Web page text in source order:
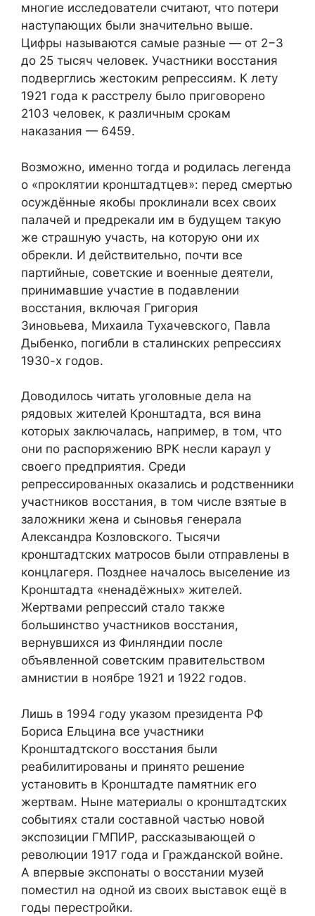
многие исследователи считают, что потери
наступающих были значительно выше.
Цифры называются самые разные — от 2−3
до 25 тысяч человек. Участники восстания
подверглись жестоким репрессиям. К лету
1921 года к расстрелу было приговорено
2103 человек, к различным срокам
наказания — 6459.
Возможно, именно тогда и родилась легенда
о «проклятии кронштадтцев»: перед смертью
осуждённые якобы проклинали всех своих
палачей и предрекали им в будущем такую
же страшную участь, на которую они их
обрекли. И действительно, почти все
партийные, советские и военные деятели,
принимавшие участие в подавлении
восстания, включая Григория
Зиновьева, Михаила Тухачевского, Павла
Дыбенко, погибли в сталинских репрессиях
1930-х годов.
Доводилось читать уголовные дела на
рядовых жителей Кронштадта, вся вина
которых заключалась, например, в том, что
они по распоряжению ВРК несли караул у
своего предприятия. Среди
репрессированных оказались и родственники
участников восстания, в том числе взятые в
заложники жена и сыновья генерала
Александра Козловского. Тысячи
кронштадтских матросов были отправлены в
концлагеря. Позднее началось выселение из
Кронштадта «ненадёжных» жителей.
Жертвами репрессий стало также
большинство участников восстания,
вернувшихся из Финляндии после
объявленной советским правительством
амнистии в ноябре 1921 и 1922 годов.
Лишь в 1994 году указом президента РФ
Бориса Ельцина все участники
Кронштадтского восстания были
реабилитированы и принято решение
установить в Кронштадте памятник его
жертвам. Ныне материалы о кронштадтских
событиях стали составной частью новой
экспозиции ГМПИР, рассказывающей о
революции 1917 года и Гражданской войне.
А впервые экспонаты о восстании музей
поместил на одной из своих выставок ещё в
годы перестройки.